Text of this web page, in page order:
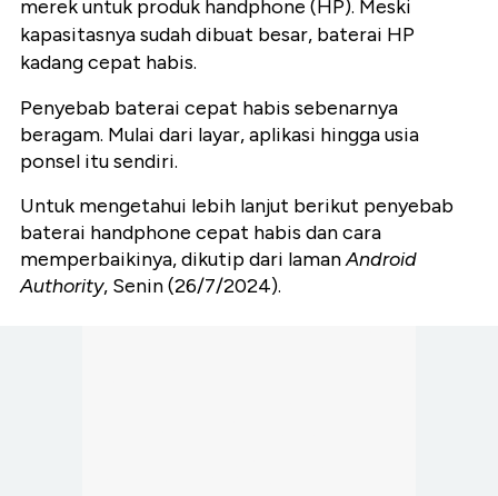
merek untuk produk handphone (HP). Meski
kapasitasnya sudah dibuat besar, baterai HP
kadang cepat habis.
Penyebab baterai cepat habis sebenarnya
beragam. Mulai dari layar, aplikasi hingga usia
ponsel itu sendiri.
Untuk mengetahui lebih lanjut berikut penyebab
baterai handphone cepat habis dan cara
memperbaikinya, dikutip dari lamanAndroid
Authority, Senin (26/7/2024).